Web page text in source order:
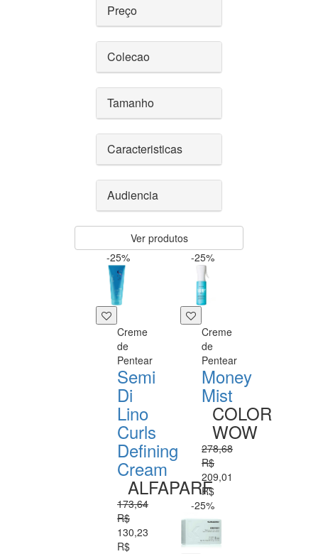
Preço
Colecao
Tamanho
Caracteristicas
Audiencia
Ver produtos
-25%
Creme
de
Pentear
Semi
Di
Lino
Curls
Defining
Cream
ALFAPARF
173,64
R$
130,23
R$
-25%
Creme
de
Pentear
Money
Mist
COLOR
WOW
278,68
R$
209,01
R$
-25%